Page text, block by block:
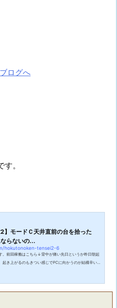
。
2】モードＣ天井直前の台を拾った
らないの...
hokutonoken-tensei2-6
。前回稼働はこちら↓背中が痛い先日というか昨日朝起
起き上がるのもきつい感じでPCに向かうのが結構辛い
はこの台を打つ事が決定しました。スマスロ北斗の拳
天井...